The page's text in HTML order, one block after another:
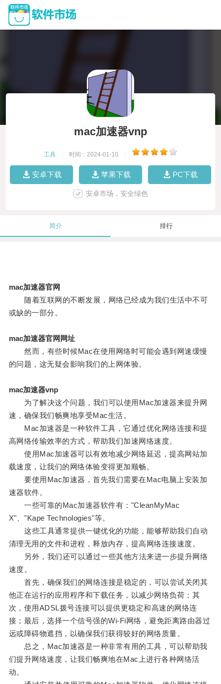
mac加速器vnp
工具 时间：2024-01-10
安卓下载 苹果下载 PC下载
安卓市场，安全绿色
简介 排行
mac加速器官网
随着互联网的不断发展，网络已经成为我们生活中不可
或缺的一部分。
mac加速器官网网址
然而，有些时候Mac在使用网络时可能会遇到网速缓慢
的问题，这无疑会影响我们的上网体验。
mac加速器vnp
为了解决这个问题，我们可以使用Mac加速器来提升网
速，确保我们畅爽地享受Mac生活。
Mac加速器是一种软件工具，它通过优化网络连接和提
高网络传输效率的方式，帮助我们加速网络速度。
使用Mac加速器可以有效地减少网络延迟，提高网站加
载速度，让我们的网络体验变得更加顺畅。
要使用Mac加速器，首先我们需要在Mac电脑上安装加
速器软件。
一些可靠的Mac加速器软件有："CleanMyMac
X"、"Kape Technologies"等。
这些工具通常提供一键优化的功能，能够帮助我们自动
清理无用的文件和进程，释放内存，提高网络连接速度。
另外，我们还可以通过一些其他方法来进一步提升网络
速度。
首先，确保我们的网络连接是稳定的，可以尝试关闭其
他正在运行的应用程序和下载任务，以减少网络负荷；其
次，使用ADSL拨号连接可以提供更稳定和高速的网络连
接；最后，选择一个信号强的Wi-Fi网络，避免距离路由器过
远或障碍物遮挡，以确保我们获得较好的网络质量。
总之，Mac加速器是一种非常有用的工具，可以帮助我
们提升网络速度，让我们畅爽地在Mac上进行各种网络活
动。